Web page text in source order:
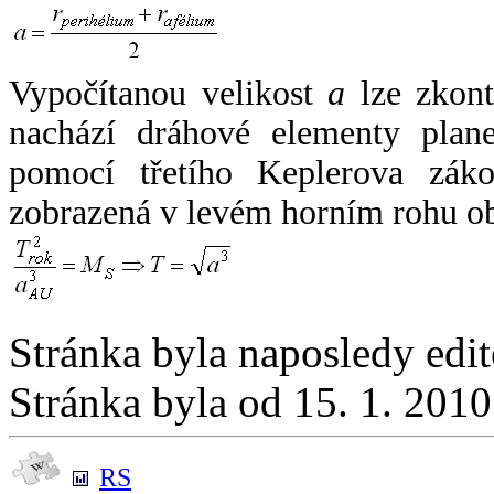
Vypočítanou velikost a lze
nachází dráhové elementy
pomocí třetího Keplerova
zobrazená v levém horním rohu
Stránka byla naposledy
Stránka byla od 15. 1.
RS